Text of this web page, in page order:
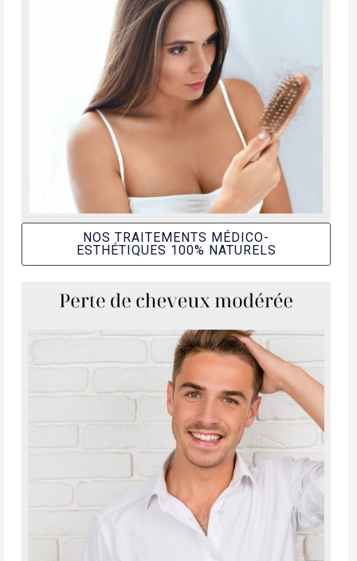
NOS TRAITEMENTS MÉDICO-
ESTHÉTIQUES 100% NATURELS